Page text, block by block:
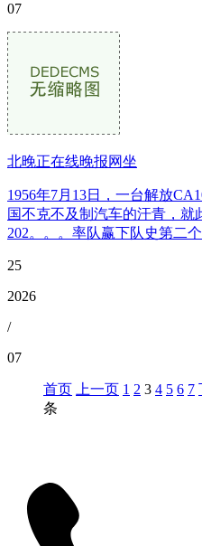
07
北晚正在线晚报网坐
1956年7月13日，一台解放
国不克不及制汽车的汗青，就
202。。。率队赢下队史第二
25
2026
/
07
首页 上一页 1 2 3 4 5 6 7
条